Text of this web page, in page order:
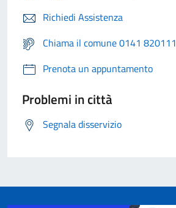
Richiedi Assistenza
Chiama il comune 0141 820111
Prenota un appuntamento
Problemi in città
Segnala disservizio